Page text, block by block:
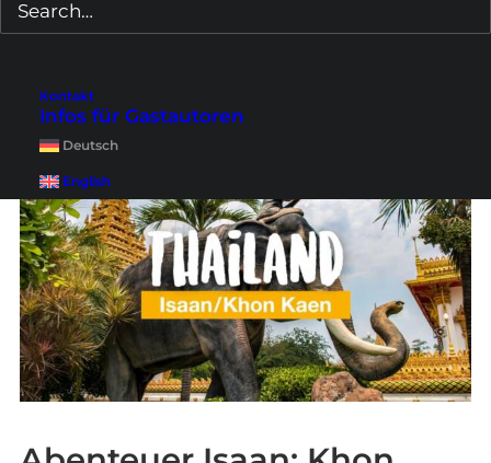
Kontakt
Infos für Gastautoren
Deutsch
English
einzigartig und eng mit der Kultur verbunden.
hier vor.